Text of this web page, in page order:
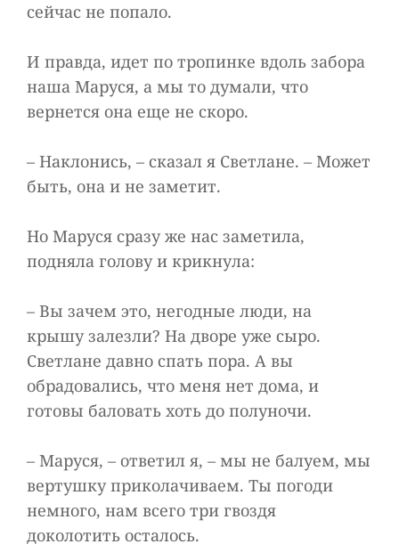
сейчас не попало.
И правда, идет по тропинке вдоль забора
наша Маруся, а мы то думали, что
вернется она еще не скоро.
– Наклонись, – сказал я Светлане. – Может
быть, она и не заметит.
Но Маруся сразу же нас заметила,
подняла голову и крикнула:
– Вы зачем это, негодные люди, на
крышу залезли? На дворе уже сыро.
Светлане давно спать пора. А вы
обрадовались, что меня нет дома, и
готовы баловать хоть до полуночи.
– Маруся, – ответил я, – мы не балуем, мы
вертушку приколачиваем. Ты погоди
немного, нам всего три гвоздя
доколотить осталось.